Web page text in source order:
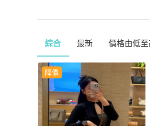
綜合 最新 價格由低至
降價